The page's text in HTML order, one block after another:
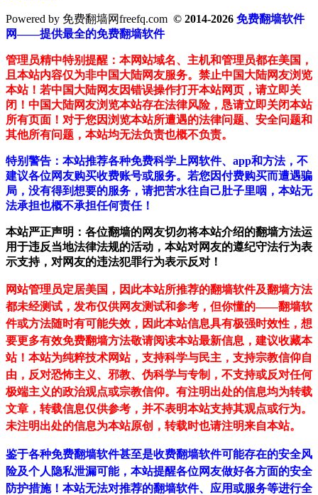
Powered by 免费翻墙网freefq.com © 2014-2026 免费翻墙软件
网——提供最全的免费翻墙软件
管理员精中特别提醒：本网站域名、主机和管理员都在美国，
且本站内容仅为非中国大陆网友服务。禁止中国大陆网友浏览
本站！若中国大陆网友因错误操作打开本站网页，请立即关
闭！中国大陆网友浏览本站存在法律风险，恳请立即关闭本站
所有页面！对于您因浏览本站所遭遇的法律问题、安全问题和
其他所有问题，本站均无法负责也概不负责。
特别警告：本站推荐各种免费科学上网软件、app和方法，不
建议各位网友购买收费账号或服务。若您因付费购买而遭遇骗
局，没有得到想要的服务，请把苦水往自己肚子里咽，本站无
法承担也概不承担任何责任！
本站严正声明：各位翻墙的网友切勿将本站介绍的翻墙方法运
用于违反当地法律法规的活动，本站对网友的遵纪守法行为表
示支持，对网友的违法犯罪行为表示反对！
网站管理员定居美国，因此本站所推荐的翻墙软件及翻墙方法
都未经测试，发布仅供网友测试和参考，但你懂的——翻墙软
件或方法随时有可能失效，因此本站信息具有极强时效性，想
要更多有效免费翻墙方法敬请阅读本站最新信息，建议收藏本
站！ 本站为纯粹技术网站，支持科学与民主，支持宗教信仰自
由，反对恐怖主义、邪教、伪科学与专制，不支持或反对任何
极端主义的政治观点或宗教信仰。有注明出处的信息均为转载
文章，转载信息仅供参考，并不表明本站支持其观点或行为。
未注明出处的信息为本站原创，转载时也请注明来自本站。
鉴于各种免费翻墙软件甚至是收费翻墙软件可能存在的安全风
险及个人隐私泄漏可能，本站提醒各位网友做好各方面的安全
防护措施！本站无法对推荐的翻墙软件、应用或服务等进行全